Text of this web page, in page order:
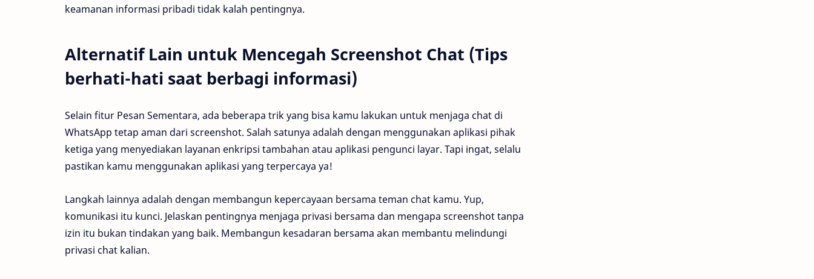
keamanan informasi pribadi tidak kalah pentingnya.
Alternatif Lain untuk Mencegah Screenshot Chat (Tips
berhati-hati saat berbagi informasi)
Selain fitur Pesan Sementara, ada beberapa trik yang bisa kamu lakukan untuk menjaga chat di
WhatsApp tetap aman dari screenshot. Salah satunya adalah dengan menggunakan aplikasi pihak
ketiga yang menyediakan layanan enkripsi tambahan atau aplikasi pengunci layar. Tapi ingat, selalu
pastikan kamu menggunakan aplikasi yang terpercaya ya!
Langkah lainnya adalah dengan membangun kepercayaan bersama teman chat kamu. Yup,
komunikasi itu kunci. Jelaskan pentingnya menjaga privasi bersama dan mengapa screenshot tanpa
izin itu bukan tindakan yang baik. Membangun kesadaran bersama akan membantu melindungi
privasi chat kalian.